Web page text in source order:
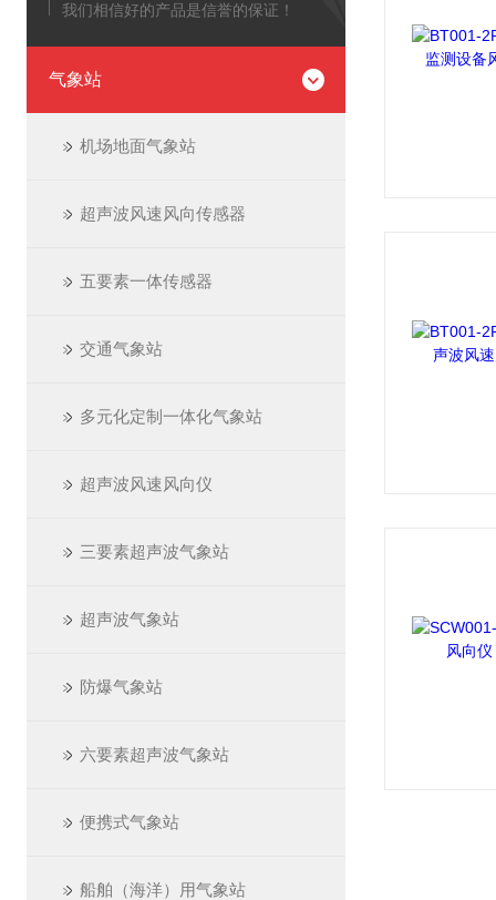
我们相信好的产品是信誉的保证！
气象站
机场地面气象站
超声波风速风向传感器
五要素一体传感器
交通气象站
多元化定制一体化气象站
超声波风速风向仪
三要素超声波气象站
超声波气象站
防爆气象站
六要素超声波气象站
便携式气象站
船舶（海洋）用气象站